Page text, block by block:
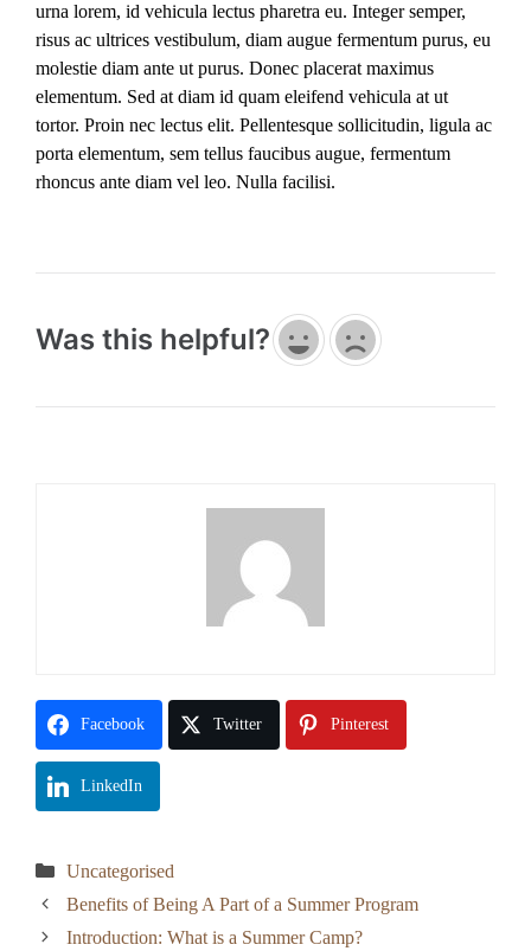
urna lorem, id vehicula lectus pharetra eu. Integer semper,
risus ac ultrices vestibulum, diam augue fermentum purus, eu
molestie diam ante ut purus. Donec placerat maximus
elementum. Sed at diam id quam eleifend vehicula at ut
tortor. Proin nec lectus elit. Pellentesque sollicitudin, ligula ac
porta elementum, sem tellus faucibus augue, fermentum
rhoncus ante diam vel leo. Nulla facilisi.
Was this helpful?
Facebook Twitter Pinterest
LinkedIn
Categories
Uncategorised
Benefits of Being A Part of a Summer Program
Introduction: What is a Summer Camp?